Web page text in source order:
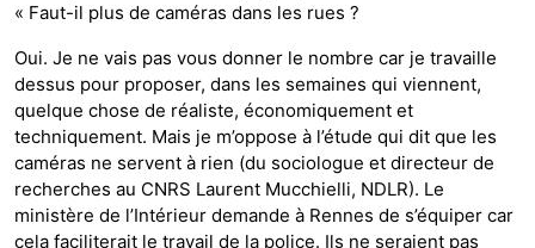
« Faut-il plus de caméras dans les rues ?
Oui. Je ne vais pas vous donner le nombre car je travaille
dessus pour proposer, dans les semaines qui viennent,
quelque chose de réaliste, économiquement et
techniquement. Mais je m’oppose à l’étude qui dit que les
caméras ne servent à rien (du sociologue et directeur de
recherches au CNRS Laurent Mucchielli, NDLR). Le
ministère de l’Intérieur demande à Rennes de s’équiper car
cela faciliterait le travail de la police. Ils ne seraient pas